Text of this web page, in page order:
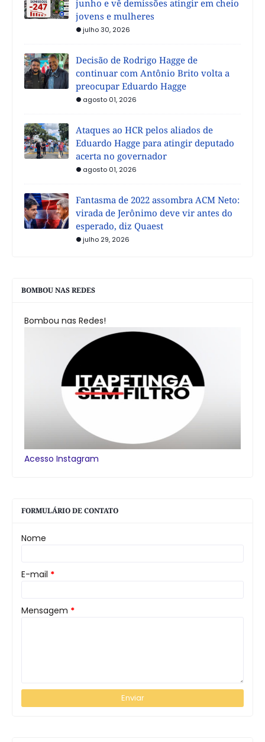
junho e vê demissões atingir em cheio
jovens e mulheres
julho 30, 2026
Decisão de Rodrigo Hagge de
continuar com Antônio Brito volta a
preocupar Eduardo Hagge
agosto 01, 2026
Ataques ao HCR pelos aliados de
Eduardo Hagge para atingir deputado
acerta no governador
agosto 01, 2026
Fantasma de 2022 assombra ACM Neto:
virada de Jerônimo deve vir antes do
esperado, diz Quaest
julho 29, 2026
BOMBOU NAS REDES
Bombou nas Redes!
Acesso Instagram
FORMULÁRIO DE CONTATO
Nome
E-mail *
Mensagem *